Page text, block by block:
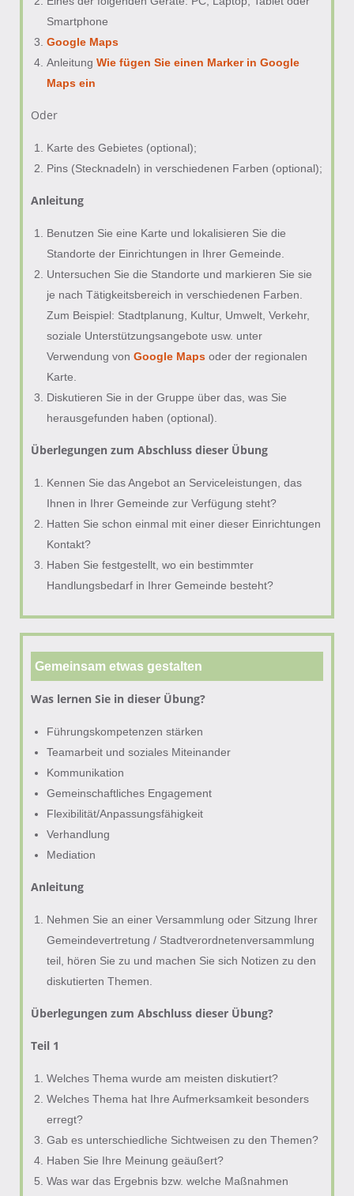
Smartphone
Google Maps
Anleitung Wie fügen Sie einen Marker in Google
Maps ein
Oder
Karte des Gebietes (optional);
Pins (Stecknadeln) in verschiedenen Farben (optional);
Anleitung
Benutzen Sie eine Karte und lokalisieren Sie die
Standorte der Einrichtungen in Ihrer Gemeinde.
Untersuchen Sie die Standorte und markieren Sie sie
je nach Tätigkeitsbereich in verschiedenen Farben.
Zum Beispiel: Stadtplanung, Kultur, Umwelt, Verkehr,
soziale Unterstützungsangebote usw. unter
Verwendung von Google Maps oder der regionalen
Karte.
Diskutieren Sie in der Gruppe über das, was Sie
herausgefunden haben (optional).
Überlegungen zum Abschluss dieser Übung
Kennen Sie das Angebot an Serviceleistungen, das
Ihnen in Ihrer Gemeinde zur Verfügung steht?
Hatten Sie schon einmal mit einer dieser Einrichtungen
Kontakt?
Haben Sie festgestellt, wo ein bestimmter
Handlungsbedarf in Ihrer Gemeinde besteht?
Gemeinsam etwas gestalten
Was lernen Sie in dieser Übung?
Führungskompetenzen stärken
Teamarbeit und soziales Miteinander
Kommunikation
Gemeinschaftliches Engagement
Flexibilität/Anpassungsfähigkeit
Verhandlung
Mediation
Anleitung
Nehmen Sie an einer Versammlung oder Sitzung Ihrer
Gemeindevertretung / Stadtverordnetenversammlung
teil, hören Sie zu und machen Sie sich Notizen zu den
diskutierten Themen.
Überlegungen zum Abschluss dieser Übung?
Teil 1
Welches Thema wurde am meisten diskutiert?
Welches Thema hat Ihre Aufmerksamkeit besonders
erregt?
Gab es unterschiedliche Sichtweisen zu den Themen?
Haben Sie Ihre Meinung geäußert?
Was war das Ergebnis bzw. welche Maßnahmen